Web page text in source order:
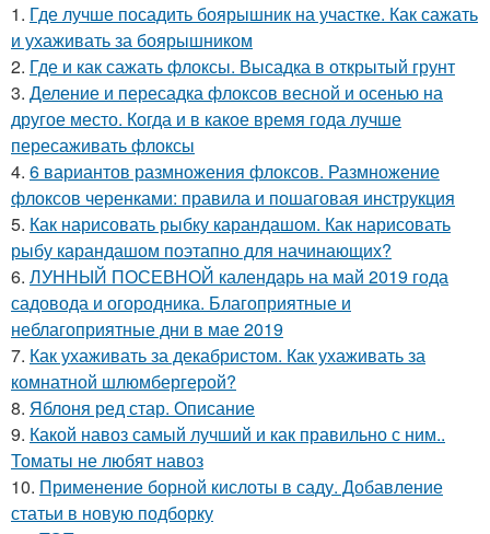
1. Где лучше посадить боярышник на участке. Как сажать
и ухаживать за боярышником
2. Где и как сажать флоксы. Высадка в открытый грунт
3. Деление и пересадка флоксов весной и осенью на
другое место. Когда и в какое время года лучше
пересаживать флоксы
4. 6 вариантов размножения флоксов. Размножение
флоксов черенками: правила и пошаговая инструкция
5. Как нарисовать рыбку карандашом. Как нарисовать
рыбу карандашом поэтапно для начинающих?
6. ЛУННЫЙ ПОСЕВНОЙ календарь на май 2019 года
садовода и огородника. Благоприятные и
неблагоприятные дни в мае 2019
7. Как ухаживать за декабристом. Как ухаживать за
комнатной шлюмбергерой?
8. Яблоня ред стар. Описание
9. Какой навоз самый лучший и как правильно с ним..
Томаты не любят навоз
10. Применение борной кислоты в саду. Добавление
статьи в новую подборку